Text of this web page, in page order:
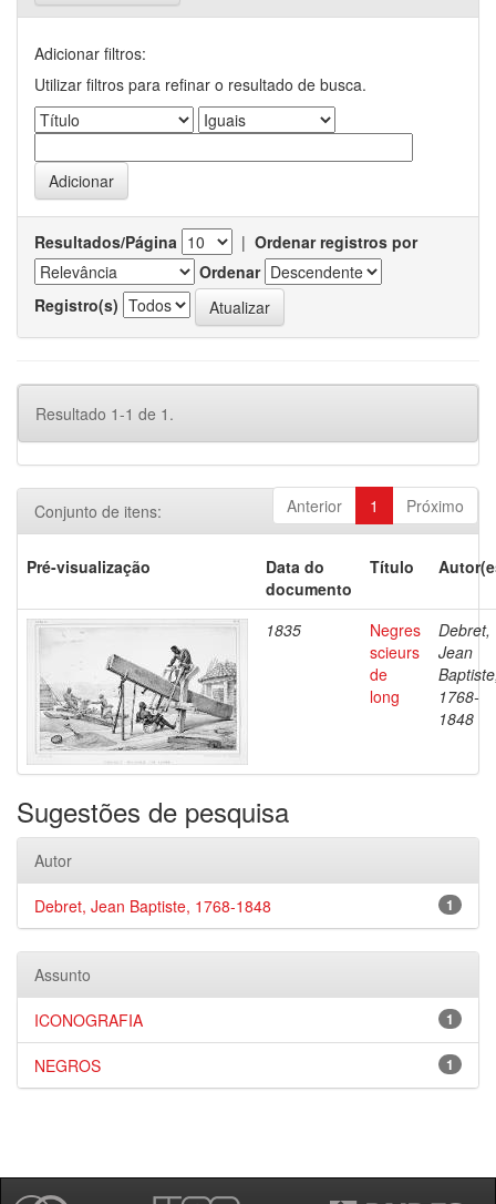
Adicionar filtros:
Utilizar filtros para refinar o resultado de busca.
Resultados/Página | Ordenar registros por
Ordenar
Registro(s)
Resultado 1-1 de 1.
Anterior 1 Próximo
Conjunto de itens:
Pré-visualização
Data do
documento
Título
1835
Negres
scieurs
de
long
Debret,
Jean
1768-
1848
Sugestões de pesquisa
Autor
1
Debret, Jean Baptiste, 1768-1848
Assunto
1
ICONOGRAFIA
1
NEGROS